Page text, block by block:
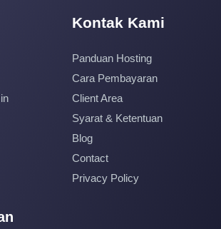
Kontak Kami
Panduan Hosting
Cara Pembayaran
Client Area
Syarat & Ketentuan
Blog
Contact
Privacy Policy